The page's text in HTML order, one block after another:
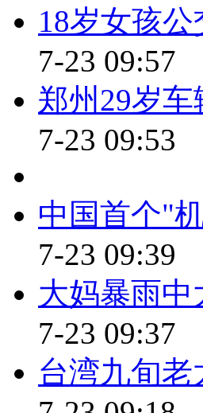
【解说】近日，
母，准备返回时
女儿表示谅解，
向肇事车辆投保
民事赔偿为由，
该不该赔呢?近日
肯定回答，判决
这样，要业主投
任！要照保险公
司的差别待遇。
猫脸辨识App
【口播】视线
18岁女孩
7-23 09:57
郑州29岁
7-23 09:53
中国首个"
7-23 09:39
大妈暴雨
7-23 09:37
台湾九旬